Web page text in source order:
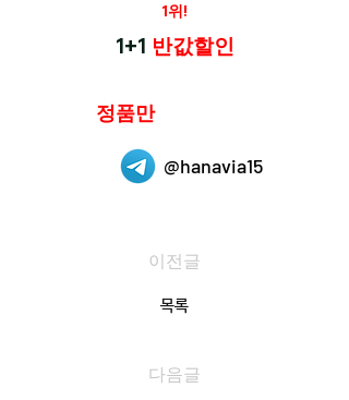
1위!
1+1 반값할인
정품만
@hanavia15
이전글
목록
다음글